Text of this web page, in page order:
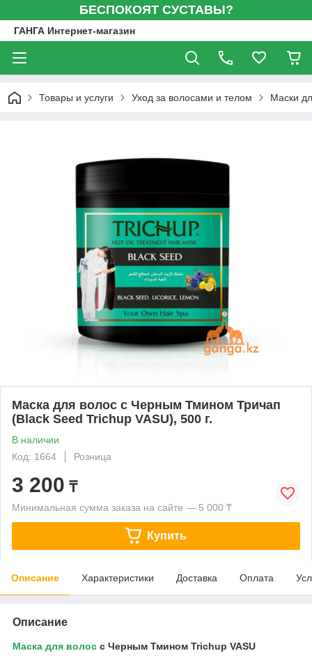
БЕСПОКОЯТ СУСТАВЫ?
ГАНГА Интернет-магазин
Товары и услуги Уход за волосами и телом Маски
Маска для волос с Черным Тмином Тричап
(Black Seed Trichup VASU), 500 г.
В наличии
Код: 1664
Розница
3 200 ₸
Минимальная сумма заказа на сайте — 5 000 ₸
Купить
Описание Характеристики Доставка Оплата
Описание
Маска для волос с Черным Тмином Trichup VASU